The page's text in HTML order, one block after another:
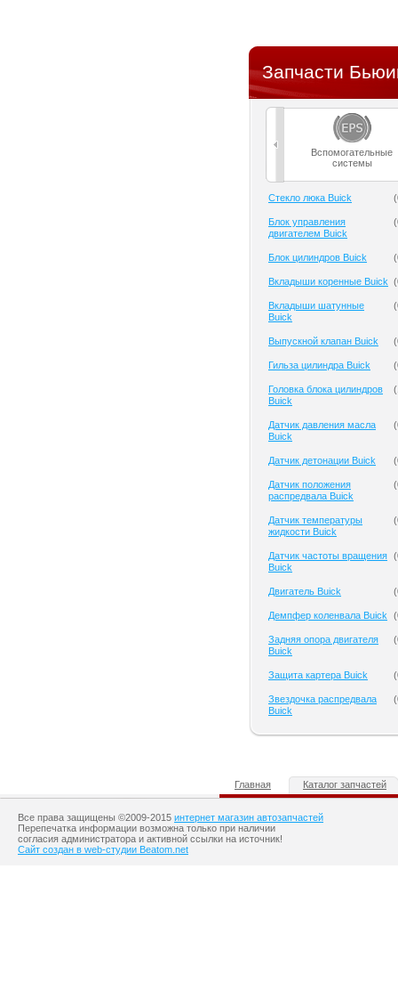
Запчасти
Вспомогательные
системы
Cтекло люка Buick (
Блок управления
двигателем Buick
(
Блок цилиндров Buick (
Вкладыши коренные Buick (
Вкладыши шатунные
Buick
(
Выпускной клапан Buick (
Гильза цилиндра Buick (
Головка блока цилиндров
Buick
(
Датчик давления масла
Buick
(
Датчик детонации Buick (
Датчик положения
распредвала Buick
(
Датчик температуры
жидкости Buick
(
Датчик частоты вращения
Buick
(
Двигатель Buick (
Демпфер коленвала Buick (
Задняя опора двигателя
Buick
(
Защита картера Buick (
Звездочка распредвала
Buick
(
Главная Каталог запчастей
Все права защищены ©2009-2015 интернет магазин автозапчастей
Перепечатка информации возможна только при наличии
согласия администратора и активной ссылки на источник!
Сайт создан в web-студии Beatom.net